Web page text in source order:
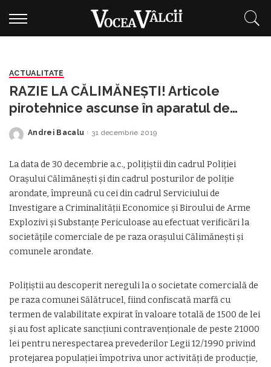
ACTUALITATE
RAZIE LA CĂLIMĂNEȘTI! Articole
pirotehnice ascunse în aparatul de
cafea
Posted
Andrei Bacalu 31 decembrie 2019
La data de 30 decembrie a.c., polițiștii din cadrul Poliției
Orașului Călimănești și din cadrul posturilor de poliție
arondate, împreună cu cei din cadrul Serviciului de
Investigare a Criminalității Economice și Biroului de Arme
Explozivi și Substanțe Periculoase au efectuat verificări la
societățile comerciale de pe raza orașului Călimănești și
comunele arondate.
Polițiștii au descoperit nereguli la o societate comercială de
pe raza comunei Sălătrucel, fiind confiscată marfă cu
termen de valabilitate expirat în valoare totală de 1500 de lei
și au fost aplicate sancțiuni contravenționale de peste 21000
lei pentru nerespectarea prevederilor Legii 12/1990 privind
protejarea populației împotriva unor activități de producție,